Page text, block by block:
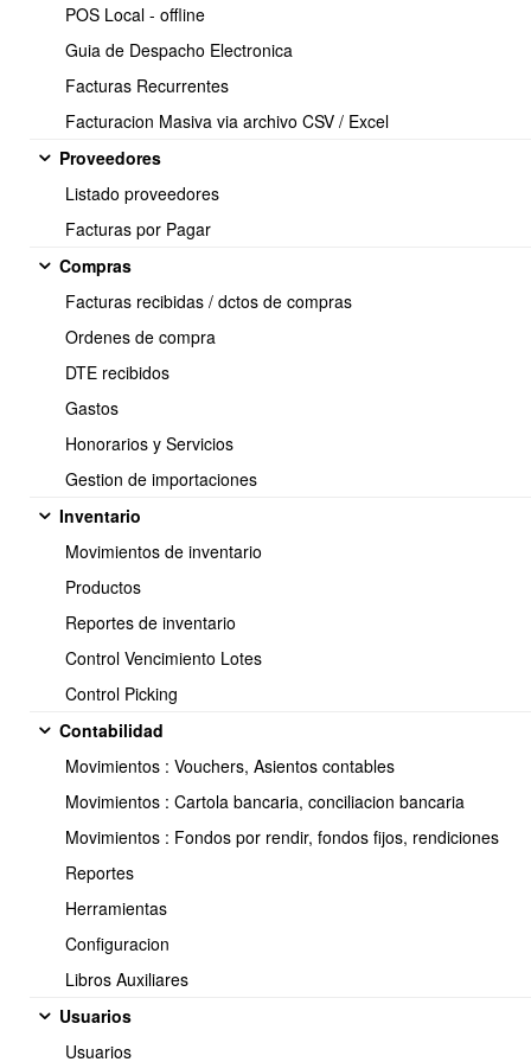
POS Local - offline
Guia de Despacho Electronica
Facturas Recurrentes
Facturacion Masiva via archivo CSV / Excel
Proveedores
Listado proveedores
Facturas por Pagar
Compras
Facturas recibidas / dctos de compras
Ordenes de compra
DTE recibidos
Gastos
Honorarios y Servicios
Gestion de importaciones
Inventario
Movimientos de inventario
Productos
Reportes de inventario
Control Vencimiento Lotes
Control Picking
Contabilidad
Movimientos : Vouchers, Asientos contables
Movimientos : Cartola bancaria, conciliacion bancaria
Movimientos : Fondos por rendir, fondos fijos, rendiciones
Reportes
Herramientas
Configuracion
Libros Auxiliares
Usuarios
Usuarios
En el mismo modulo de
Documentos de compras Asociados
En el listado de compras se ubica cual es el documento que esta
PASOS A SEGUIR:
Editar la factura y actualizar bien el dato del descuento mal
ingresado: